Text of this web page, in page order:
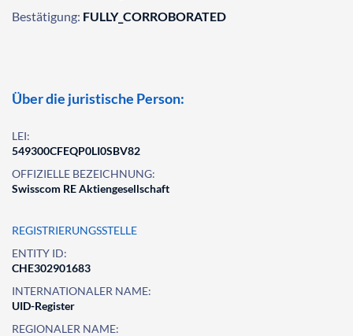
Bestätigung: FULLY_CORROBORATED
Über die juristische Person:
LEI:
549300CFEQP0LI0SBV82
OFFIZIELLE BEZEICHNUNG:
Swisscom RE Aktiengesellschaft
REGISTRIERUNGSSTELLE
ENTITY ID:
CHE302901683
INTERNATIONALER NAME:
UID-Register
REGIONALER NAME: